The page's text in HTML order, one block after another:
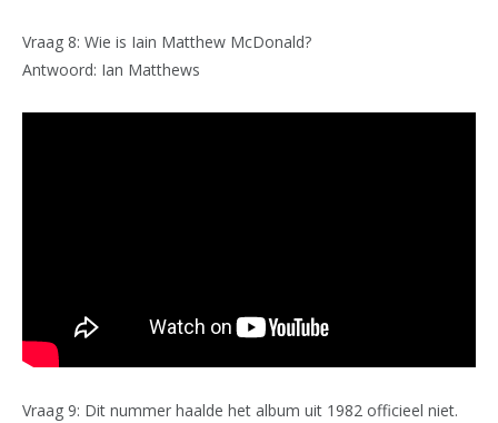
Vraag 8: Wie is Iain Matthew McDonald?
Antwoord: Ian Matthews
Vraag 9: Dit nummer haalde het album uit 1982 officieel niet.